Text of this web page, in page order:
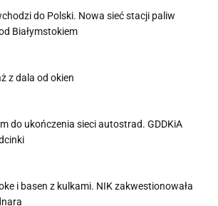
do Polski. Nowa sieć stacji paliw
Białymstokiem
z dala od okien
do ukończenia sieci autostrad. GDDKiA
i basen z kulkami. NIK zakwestionowała